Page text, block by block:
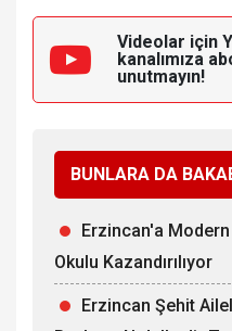
Videolar için
kanalımıza
unutmayın!
BUNLARA DA
Erzincan'a
Okulu Kazandırılıyor
Erzincan Şehit